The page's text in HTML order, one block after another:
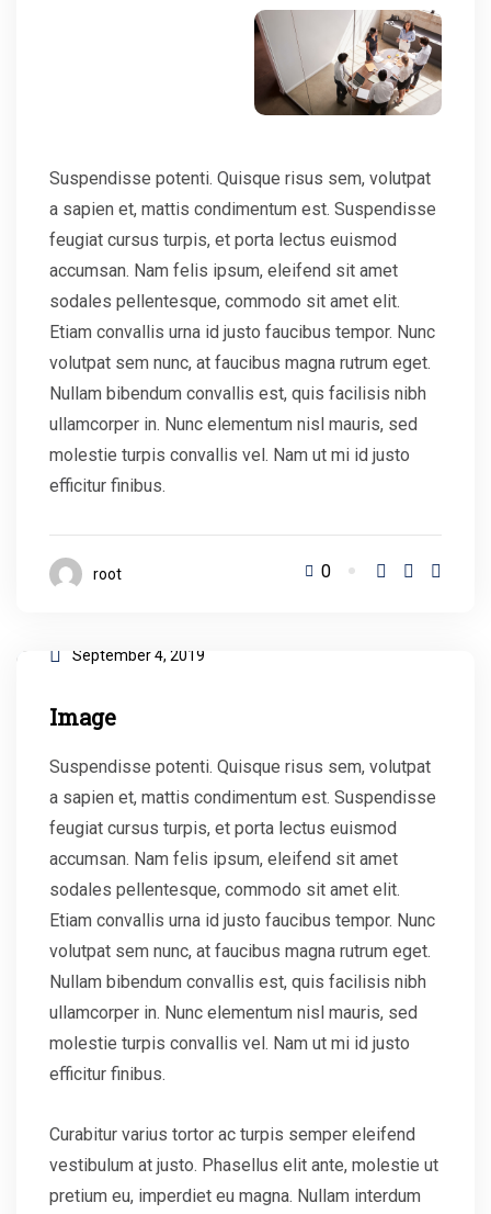
Suspendisse potenti. Quisque risus sem, volutpat
a sapien et, mattis condimentum est. Suspendisse
feugiat cursus turpis, et porta lectus euismod
accumsan. Nam felis ipsum, eleifend sit amet
sodales pellentesque, commodo sit amet elit.
Etiam convallis urna id justo faucibus tempor. Nunc
volutpat sem nunc, at faucibus magna rutrum eget.
Nullam bibendum convallis est, quis facilisis nibh
ullamcorper in. Nunc elementum nisl mauris, sed
molestie turpis convallis vel. Nam ut mi id justo
efficitur finibus.
root 0
September 4, 2019
Image
Suspendisse potenti. Quisque risus sem, volutpat
a sapien et, mattis condimentum est. Suspendisse
feugiat cursus turpis, et porta lectus euismod
accumsan. Nam felis ipsum, eleifend sit amet
sodales pellentesque, commodo sit amet elit.
Etiam convallis urna id justo faucibus tempor. Nunc
volutpat sem nunc, at faucibus magna rutrum eget.
Nullam bibendum convallis est, quis facilisis nibh
ullamcorper in. Nunc elementum nisl mauris, sed
molestie turpis convallis vel. Nam ut mi id justo
efficitur finibus.
Curabitur varius tortor ac turpis semper eleifend
vestibulum at justo. Phasellus elit ante, molestie ut
pretium eu, imperdiet eu magna. Nullam interdum